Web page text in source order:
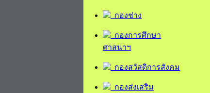
กองช่าง
กองการศึกษา
ศาสนาฯ
กองสวัสดิการสังคม
กองส่งเสริม